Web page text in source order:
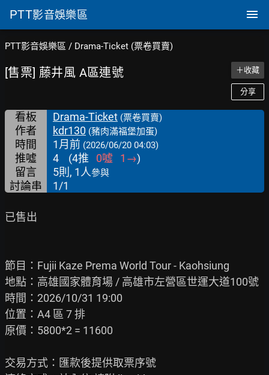
PTT影音娛樂區
PTT影音娛樂區 / Drama-Ticket (票卷買賣)
[售票] 藤井風 A區連號 ＋收藏
分享
看板 Drama-Ticket (票卷買賣)
作者 kdr130 (豬肉滿福堡加蛋)
時間 1月前 (2026/06/20 04:03)
推噓 4 (4推 0噓 1 →)
留言
5則, 1人參與
討論串 1/1
已售出
節目：Fujii Kaze Prema World Tour - Kaohsiung
地點：高雄國家體育場 / 高雄市左營區世運大道100號
時間：2026/10/31 19:00
位置：A4 區 7 排
原價：5800*2 = 11600
交易方式：匯款後提供取票序號